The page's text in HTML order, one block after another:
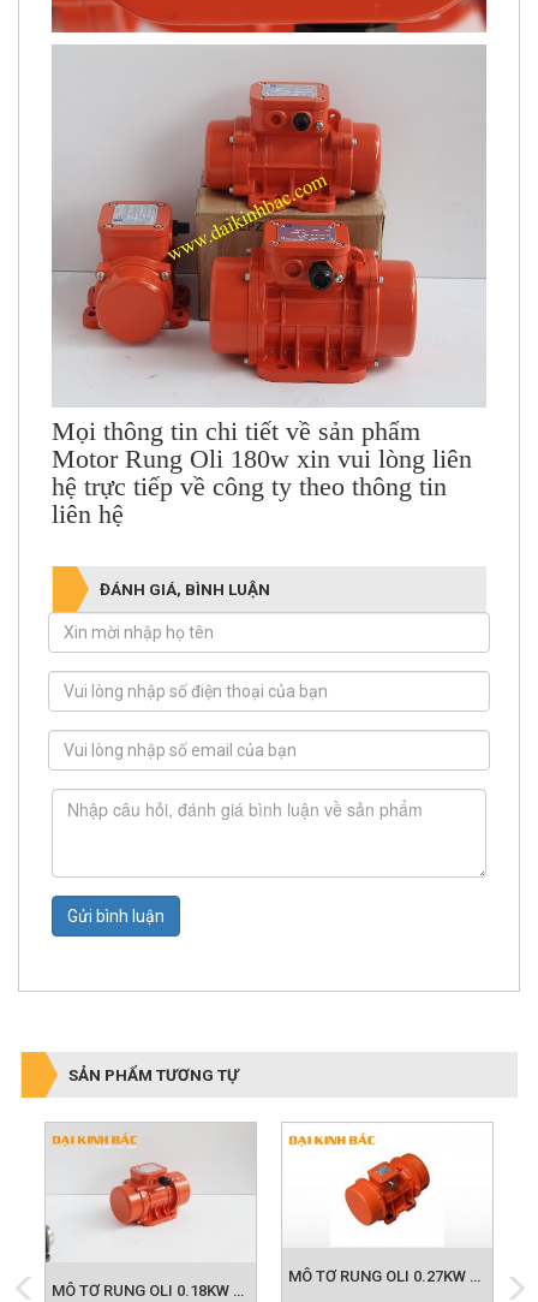
Mọi thông tin chi tiết về sản phẩm
Motor Rung Oli 180w xin vui lòng liên
hệ trực tiếp về công ty theo thông tin
liên hệ
ĐÁNH GIÁ, BÌNH LUẬN
Gửi bình luận
SẢN PHẨM TƯƠNG TỰ
MÔ TƠ RUNG OLI 0.18KW MVE 202/3
MÔ TƠ RUNG OLI 0.27KW MVE 300/3